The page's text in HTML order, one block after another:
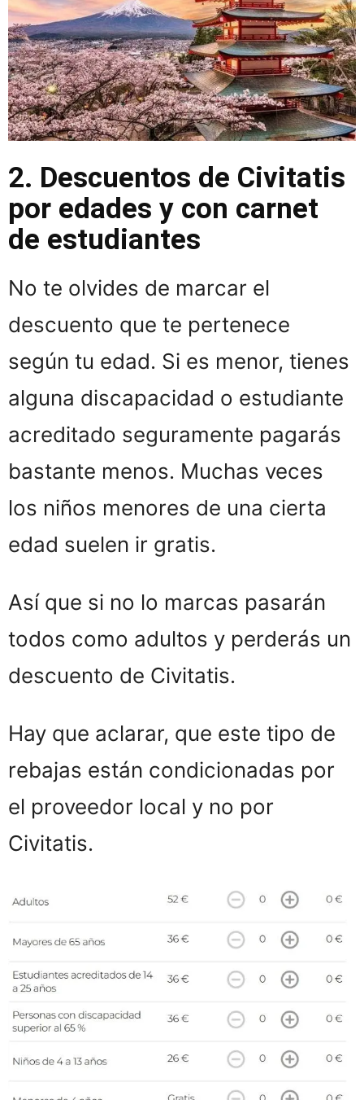
2. Descuentos de Civitatis
por edades y con carnet
de estudiantes
No te olvides de marcar el
descuento que te pertenece
según tu edad. Si es menor, tienes
alguna discapacidad o estudiante
acreditado seguramente pagarás
bastante menos. Muchas veces
los niños menores de una cierta
edad suelen ir gratis.
Así que si no lo marcas pasarán
todos como adultos y perderás un
descuento de Civitatis.
Hay que aclarar, que este tipo de
rebajas están condicionadas por
el proveedor local y no por
Civitatis.